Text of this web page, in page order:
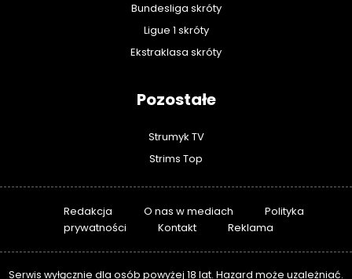
Bundesliga skróty
Ligue 1 skróty
Ekstraklasa skróty
Pozostałe
Strumyk TV
Strims Top
Redakcja O nas w mediach
Polityka
prywatności
Kontakt Reklama
Serwis wyłącznie dla osób powyżej 18 lat. Hazard może uzależniać.